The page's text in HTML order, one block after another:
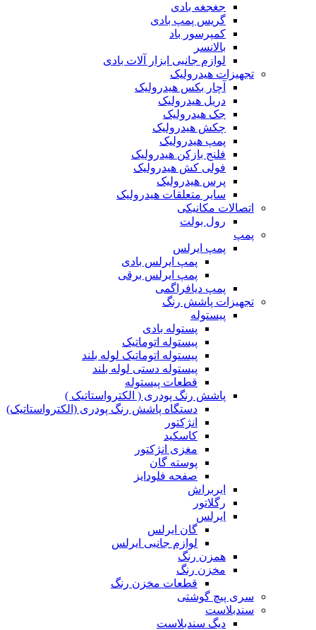
جغجغه بادی
گریس پمپ بادی
کمپرسور باد
بالانسر
لوازم جانبی ابزار آلات بادی
تجهیزات هیدرولیک
آچار بکس هیدرولیک
دریل هیدرولیک
جک هیدرولیک
چکش هیدرولیک
پمپ هیدرولیک
فلنج بازکن هیدرولیک
فولی کش هیدرولیک
پرس هیدرولیک
سایر متعلقات هیدرولیک
اتصالات مکانیکی
رول بولت
پمپ
پمپ ایرلس
پمپ ایرلس بادی
پمپ ایرلس برقی
پمپ دیافراگمی
تجهیزات پاشش رنگ
پیستوله
پستوله بادی
پیستوله اتوماتیک
پیستوله اتوماتیک لوله بلند
پیستوله دستی لوله بلند
قطعات پیستوله
پاشش رنگ پودری ( الکترواستاتیک )
دستگاه پاشش رنگ پودری (الکترواستاتیک)
انژکتور
کاسکید
مغزی انژکتور
پوسته گان
صفحه فلودایز
ایربراش
رگلاتور
ایرلس
گان ایرلس
لوازم جانبی ایرلس
همزن رنگ
مخزن رنگ
قطعات مخزن رنگ
سری پیچ گوشتی
سندبلاست
دیگ سندبلاست